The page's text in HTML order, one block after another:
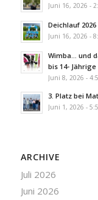
Juni 16, 2026 -
Deichlauf 2026
Juni 16, 2026 -
Wimba… und
bis 14- Jährige
Juni 8, 2026 -
3. Platz bei
Juni 1, 2026 -
ARCHIVE
Juli 2026
Juni 2026